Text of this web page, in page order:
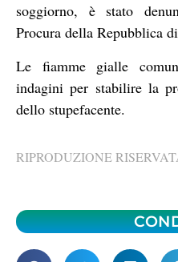
soggiorno, è stato
Procura della Repubblica
Le fiamme gialle
indagini per stabilire la
dello stupefacente.
RIPRODUZIONE